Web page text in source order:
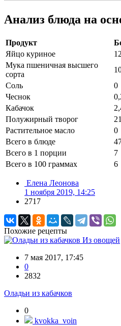
Анализ блюда на
Продукт
Яйцо куриное
Мука пшеничная высшего
сорта
Соль
0
Чеснок
Кабачок
Полужирный творог
Растительное масло
0
Всего в блюде
Всего в 1 порции
7
Всего в 100 граммах
6
Елена Леонова
1 ноября 2019, 14:25
2717
Похожие рецепты
Из овощей
7 мая 2017, 17:45
0
2832
Оладьи из кабачков
0
kvokka_voin